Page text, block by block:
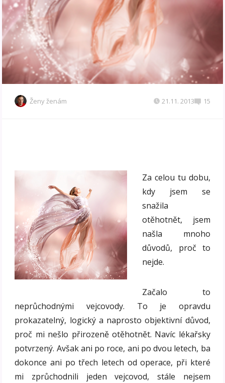
Ženy ženám 21.11. 2013 15
Za celou tu dobu,
kdy jsem se
snažila
otěhotnět, jsem
našla mnoho
důvodů, proč to
nejde.
Začalo to
neprůchodnými vejcovody. To je opravdu
prokazatelný, logický a naprosto objektivní důvod,
proč mi nešlo přirozeně otěhotnět. Navíc lékařsky
potvrzený. Avšak ani po roce, ani po dvou letech, ba
dokonce ani po třech letech od operace, při které
mi zprůchodnili jeden vejcovod, stále nejsem